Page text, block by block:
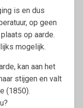
is en dus
op geen
op aarde.
mogelijk.
kan aan het
stijgen en valt
(1850).